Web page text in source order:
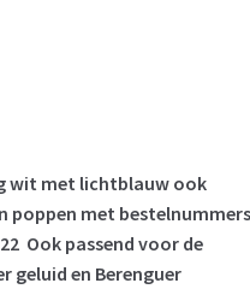
wit met lichtblauw ook
poppen met bestelnummers
Ook passend voor de
geluid en Berenguer